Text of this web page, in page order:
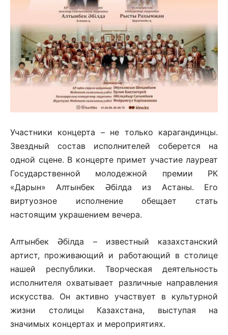
Участники концерта – не только карагандинцы.
Звездный состав исполнителей соберется на
одной сцене. В концерте примет участие лауреат
Государственной молодежной премии РК
«Дарын» Алтынбек Әбілда из Астаны. Его
виртуозное исполнение обещает стать
настоящим украшением вечера.
Алтынбек Әбілда – известный казахстанский
артист, проживающий и работающий в столице
нашей республики. Творческая деятельность
исполнителя охватывает различные направления
искусства. Он активно участвует в культурной
жизни столицы Казахстана, выступая на
значимых концертах и мероприятиях.